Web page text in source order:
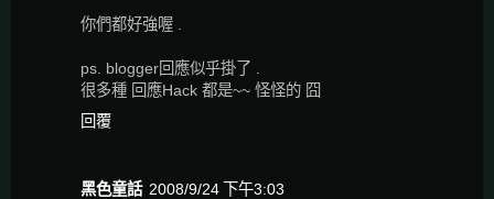
你們都好強喔 .
ps. blogger回應似乎掛了 .
很多種 回應Hack 都是~~ 怪怪的 囧
回覆
黑色童話 2008/9/24 下午3:03